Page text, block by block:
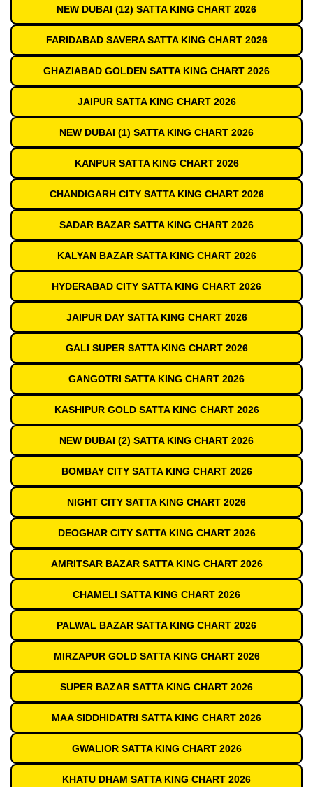
NEW DUBAI (12) SATTA KING CHART 2026
FARIDABAD SAVERA SATTA KING CHART 2026
GHAZIABAD GOLDEN SATTA KING CHART 2026
JAIPUR SATTA KING CHART 2026
NEW DUBAI (1) SATTA KING CHART 2026
KANPUR SATTA KING CHART 2026
CHANDIGARH CITY SATTA KING CHART 2026
SADAR BAZAR SATTA KING CHART 2026
KALYAN BAZAR SATTA KING CHART 2026
HYDERABAD CITY SATTA KING CHART 2026
JAIPUR DAY SATTA KING CHART 2026
GALI SUPER SATTA KING CHART 2026
GANGOTRI SATTA KING CHART 2026
KASHIPUR GOLD SATTA KING CHART 2026
NEW DUBAI (2) SATTA KING CHART 2026
BOMBAY CITY SATTA KING CHART 2026
NIGHT CITY SATTA KING CHART 2026
DEOGHAR CITY SATTA KING CHART 2026
AMRITSAR BAZAR SATTA KING CHART 2026
CHAMELI SATTA KING CHART 2026
PALWAL BAZAR SATTA KING CHART 2026
MIRZAPUR GOLD SATTA KING CHART 2026
SUPER BAZAR SATTA KING CHART 2026
MAA SIDDHIDATRI SATTA KING CHART 2026
GWALIOR SATTA KING CHART 2026
KHATU DHAM SATTA KING CHART 2026